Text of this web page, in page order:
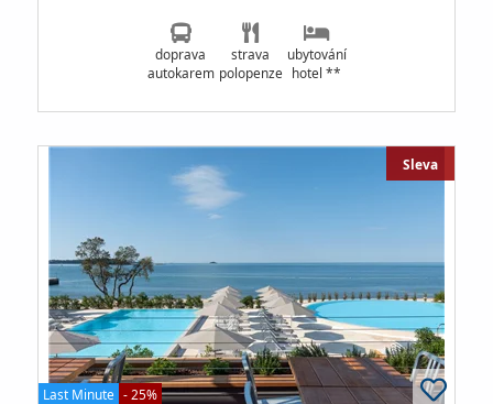
doprava
autokarem
strava
polopenze
ubytování
hotel **
Sleva
Last Minute - 25%